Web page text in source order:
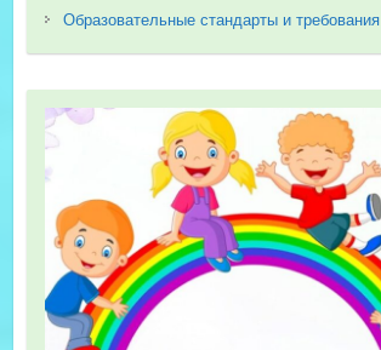
Образовательные стандарты и требования